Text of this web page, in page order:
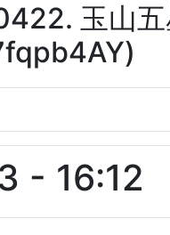
玉山五
- 16:12